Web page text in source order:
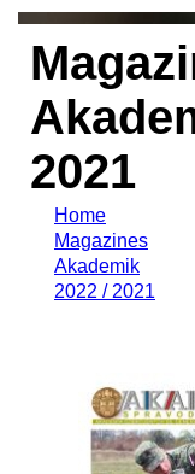
2021
Home
Magazines
Akademik
2022 / 2021